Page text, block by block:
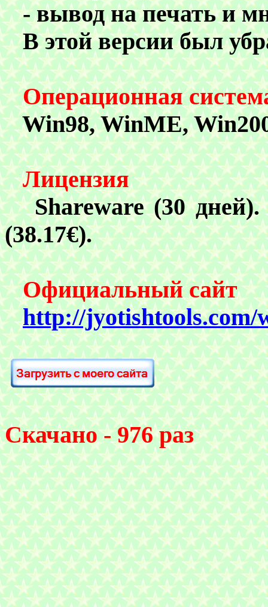
- вывод на печать и
В этой версии был
Операционная
Win98, WinME,
Лицензия
Shareware (30
(38.17€).
Официальный сайт
http://jyotishtools.com/
Скачано - 976 раз